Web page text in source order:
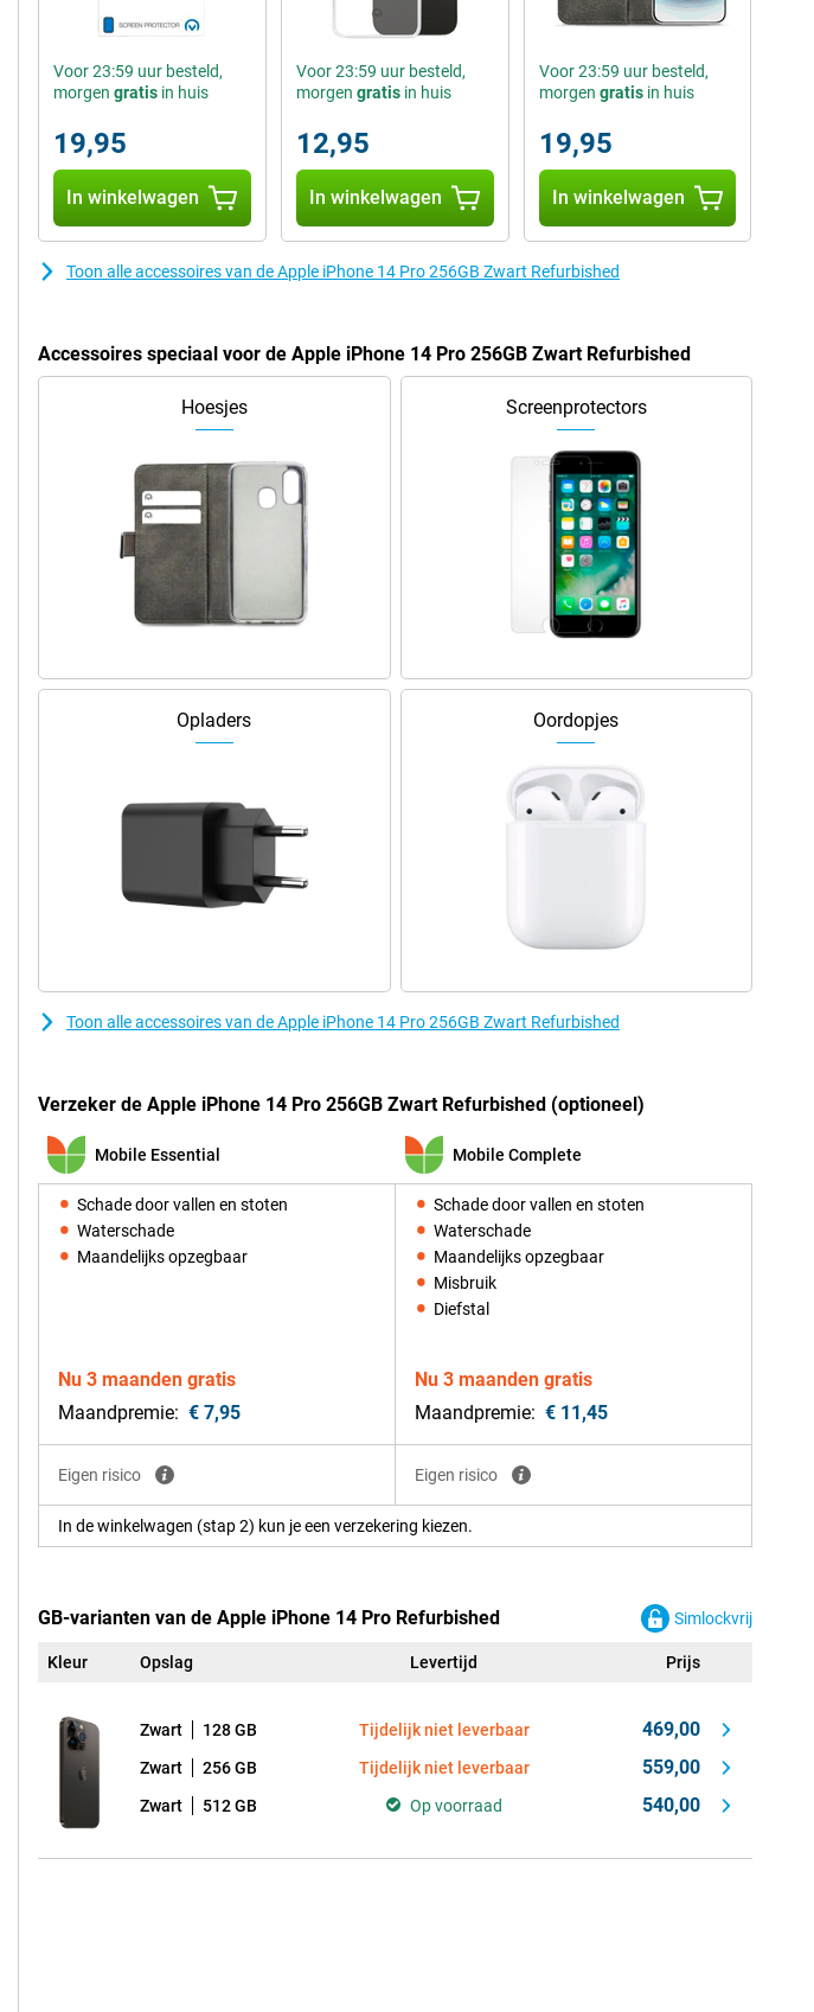
Voor 23:59 uur besteld,
morgen gratis in huis
19,95
In winkelwagen
Voor 23:59 uur besteld,
morgen gratisin huis
12,95
In winkelwagen
Voor 23:59 uur besteld,
morgen gratisin huis
19,95
In winkelwagen
Toon alle accessoires van de Apple iPhone 14 Pro 256GB Zwart Refurbished
Accessoires speciaal voor de Apple iPhone 14 Pro 256GB Zwart Refurbished
Hoesjes Screenprotectors
Opladers Oordopjes
Toon alle accessoires van de Apple iPhone 14 Pro 256GB Zwart Refurbished
Verzeker de Apple iPhone 14 Pro 256GB Zwart Refurbished (optioneel)
Mobile Essential
Schade door vallen en stoten
Waterschade
Maandelijks opzegbaar
Nu 3 maanden gratis
Maandpremie: € 7,95
Eigen risico
Mobile Complete
Schade door vallen en stoten
Waterschade
Maandelijks opzegbaar
Misbruik
Diefstal
Nu 3 maanden gratis
Maandpremie: € 11,45
Eigen risico
In de winkelwagen (stap 2) kun je een verzekering kiezen.
GB-varianten van de Apple iPhone 14 Pro Refurbished Simlockvrij
Kleur Opslag Levertijd Prijs
Zwart 128 GB Tijdelijk niet leverbaar 469,00
Zwart 256 GB Tijdelijk niet leverbaar 559,00
Zwart 512 GB Op voorraad 540,00